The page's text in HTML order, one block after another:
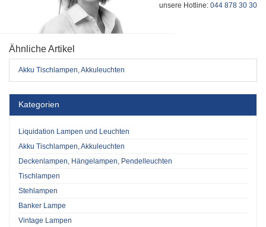
unsere Hotline: 044 878 30 30
Ähnliche Artikel
Akku Tischlampen, Akkuleuchten
Kategorien
Liquidation Lampen und Leuchten
Akku Tischlampen, Akkuleuchten
Deckenlampen, Hängelampen, Pendelleuchten
Tischlampen
Stehlampen
Banker Lampe
Vintage Lampen